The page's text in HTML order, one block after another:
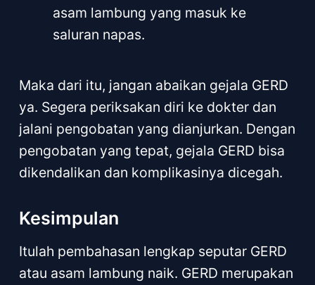
asam lambung yang masuk ke
saluran napas.
Maka dari itu, jangan abaikan gejala GERD
ya. Segera periksakan diri ke dokter dan
jalani pengobatan yang dianjurkan. Dengan
pengobatan yang tepat, gejala GERD bisa
dikendalikan dan komplikasinya dicegah.
Kesimpulan
Itulah pembahasan lengkap seputar GERD
atau asam lambung naik. GERD merupakan